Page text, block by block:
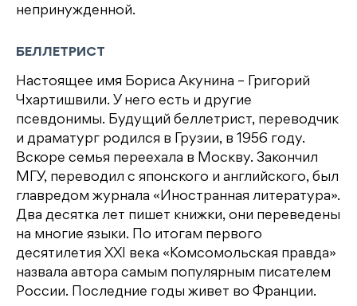
непринужденной.
БЕЛЛЕТРИСТ
Настоящее имя Бориса Акунина – Григорий
Чхартишвили. У него есть и другие
псевдонимы. Будущий беллетрист, переводчик
и драматург родился в Грузии, в 1956 году.
Вскоре семья переехала в Москву. Закончил
МГУ, переводил с японского и английского, был
главредом журнала «Иностранная литература».
Два десятка лет пишет книжки, они переведены
на многие языки. По итогам первого
десятилетия XXI века «Комсомольская правда»
назвала автора самым популярным писателем
России. Последние годы живет во Франции.